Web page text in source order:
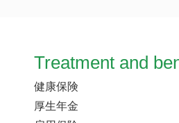
Treatment and
健康保険
厚生年金